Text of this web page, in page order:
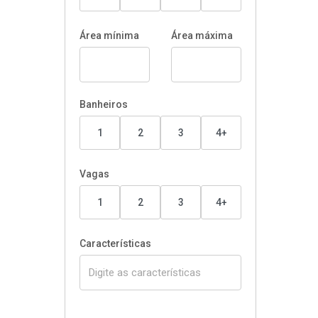
Área mínima Área máxima
Banheiros
1 2 3 4+
Vagas
1 2 3 4+
Características